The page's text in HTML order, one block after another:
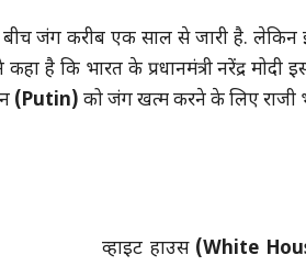
जंग करीब एक साल से जारी है. लेकिन
कहा है कि भारत के प्रधानमंत्री नरेंद्र
(Putin) को जंग खत्म करने के लिए राजी
व्हाइट हाउस (White